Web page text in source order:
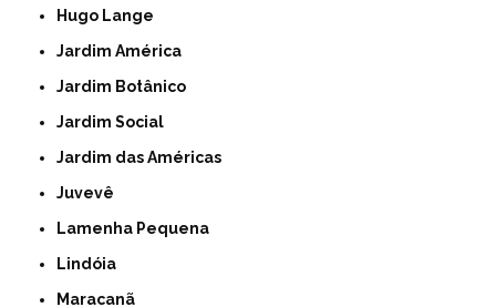
Hugo Lange
Jardim América
Jardim Botânico
Jardim Social
Jardim das Américas
Juvevê
Lamenha Pequena
Lindóia
Maracanã